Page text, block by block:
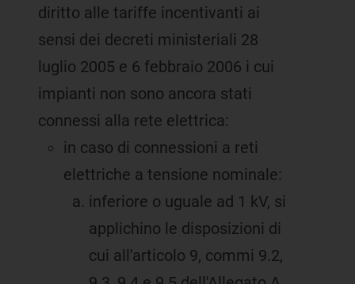
diritto alle tariffe incentivanti ai
sensi dei decreti ministeriali 28
luglio 2005 e 6 febbraio 2006 i cui
impianti non sono ancora stati
connessi alla rete elettrica:
in caso di connessioni a reti
elettriche a tensione nominale:
inferiore o uguale ad 1 kV, si
applichino le disposizioni di
cui all'articolo 9, commi 9.2,